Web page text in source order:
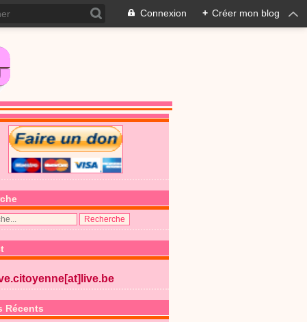
Connexion + Créer mon blog
Récents